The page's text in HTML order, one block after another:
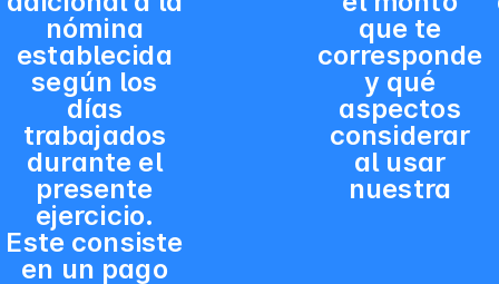
nómina
establecida
según los
días
trabajados
durante el
presente
ejercicio.
Este consiste
en un pago
que te
corresponde
y qué
aspectos
considerar
al usar
nuestra